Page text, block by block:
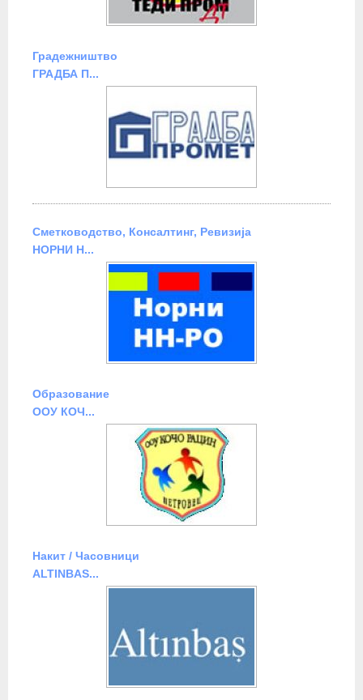
Градежништво
ГРАДБА П...
Сметководство, Консалтинг, Ревизија
НОРНИ Н...
Образование
ООУ КОЧ...
Накит / Часовници
ALTINBAS...